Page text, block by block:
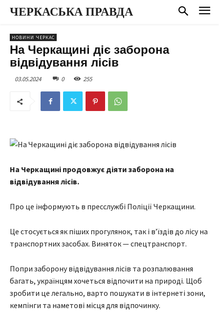
ЧЕРКАСЬКА ПРАВДА
НОВИНИ ЧЕРКАС
На Черкащині діє заборона
відвідування лісів
03.05.2024 0 255
На Черкащині продовжує діяти заборона на
відвідування лісів.
Про це інформують в пресслужбі Поліції Черкащини.
Це стосується як піших прогулянок, так і в’їздів до лісу на
транспортних засобах. Виняток — спецтранспорт.
Попри заборону відвідування лісів та розпалювання
багать, українцям хочеться відпочити на природі. Щоб
зробити це легально, варто пошукати в інтернеті зони,
кемпінги та наметові місця для відпочинку.